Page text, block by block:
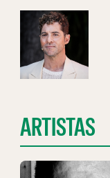
ARTISTAS